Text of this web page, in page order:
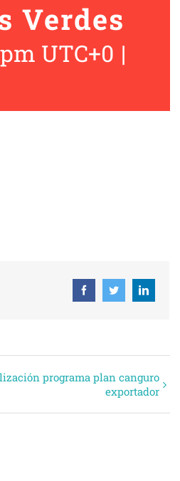
Verdes
UTC+0 |
FacebookTwitterLinkedin
programa plan canguro
exportador